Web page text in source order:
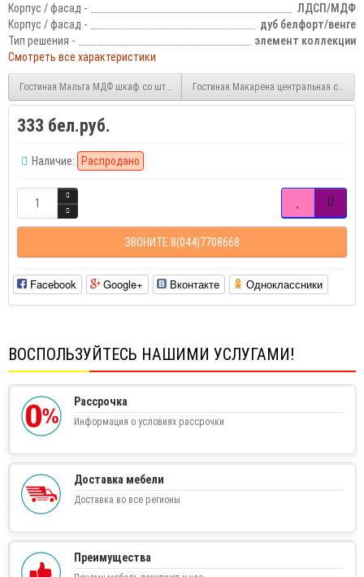
Корпус / фасад -
ЛДСП/МДФ
Корпус / фасад -
дуб белфорт/венге
Тип решения -
элемент коллекции
Смотреть все характеристики
Гостиная Мальта МДФ шкаф со штангой Гостиная Макарена центральная секция
333 бел.руб.
Наличие: Распродано
ЗВОНИТЕ 8(044)7708668
Facebook Google+ Вконтакте Одноклассники
ВОСПОЛЬЗУЙТЕСЬ НАШИМИ УСЛУГАМИ!
Рассрочка
Информация о условиях рассрочки
Доставка мебели
Доставка во все регионы
Преимущества